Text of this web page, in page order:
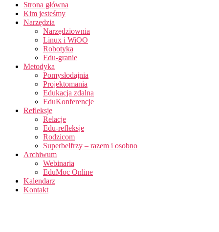
Strona główna
Kim jesteśmy
Narzędzia
Narzędziownia
Linux i WiOO
Robotyka
Edu-granie
Metodyka
Pomysłodajnia
Projektomania
Edukacja zdalna
EduKonferencje
Refleksje
Relacje
Edu-refleksje
Rodzicom
Superbelfrzy – razem i osobno
Archiwum
Webinaria
EduMoc Online
Kalendarz
Kontakt